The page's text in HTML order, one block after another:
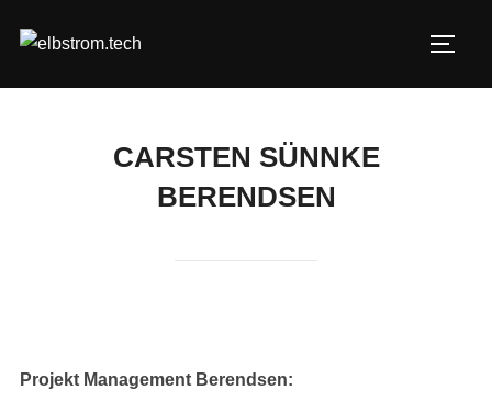
CARSTEN SÜNNKE
BERENDSEN
Projekt Management Berendsen: